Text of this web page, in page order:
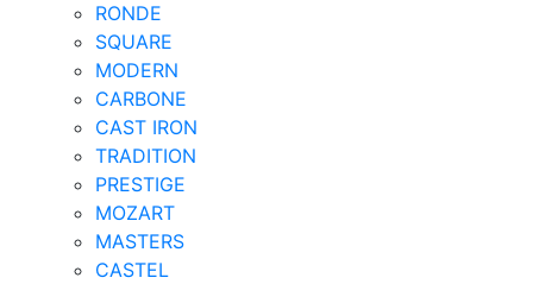
RONDE
SQUARE
MODERN
CARBONE
CAST IRON
TRADITION
PRESTIGE
MOZART
MASTERS
CASTEL